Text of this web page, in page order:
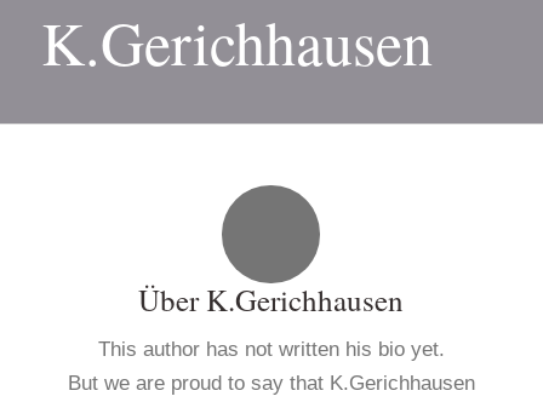
K.Gerichhausen
ÜberK.Gerichhausen
This author has not written his bio yet.
But we are proud to say that K.Gerichhausen